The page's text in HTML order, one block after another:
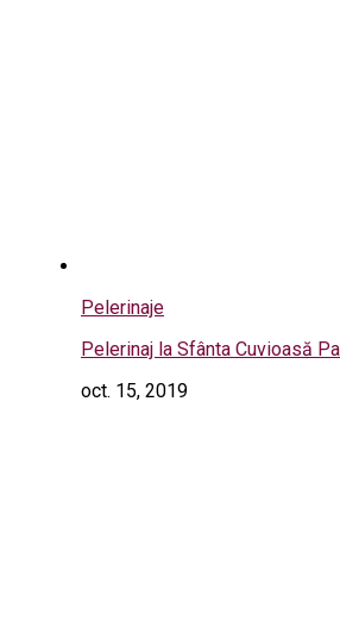
Pelerinaje
Pelerinaj la Sfânta Cuvioasă
oct. 15, 2019